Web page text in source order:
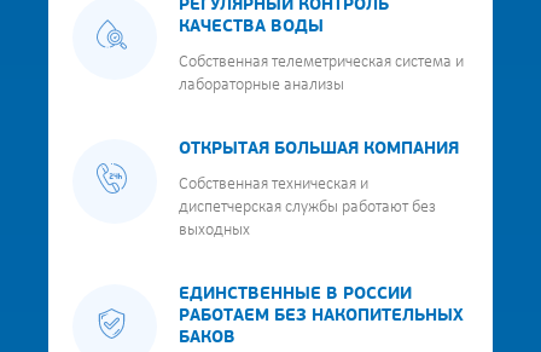
РЕГУЛЯРНЫЙ КОНТРОЛЬ
КАЧЕСТВА ВОДЫ
Собственная телеметрическая система и
лабораторные анализы
ОТКРЫТАЯ БОЛЬШАЯ КОМПАНИЯ
Собственная техническая и
диспетчерская службы работают без
выходных
ЕДИНСТВЕННЫЕ В РОССИИ
РАБОТАЕМ БЕЗ НАКОПИТЕЛЬНЫХ
БАКОВ